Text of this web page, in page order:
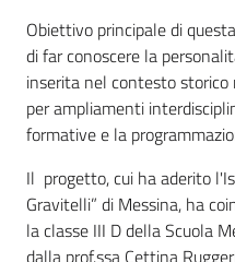
Obiettivo principale di
di far conoscere la
inserita nel contesto
per ampliamenti
formative e la
Il progetto, cui ha aderito
Gravitelli” di Messina, ha
la classe III D della Scuola
dalla prof.ssa Cettina